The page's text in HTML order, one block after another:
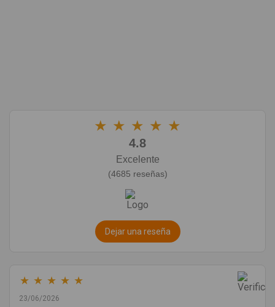
★ ★ ★ ★ ★
4.8
Excelente
(4685 reseñas)
Dejar una reseña
★ ★ ★ ★ ★
23/06/2026